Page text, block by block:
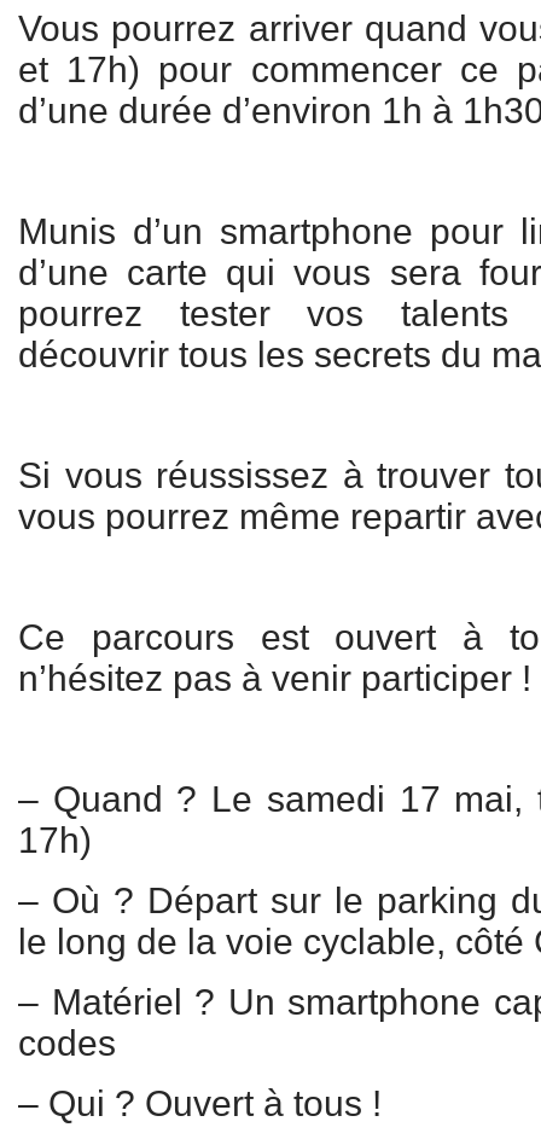
Vous pourrez arriver quand
et 17h) pour commencer ce
d’une durée d’environ 1h à
Munis d’un smartphone pour
d’une carte qui vous sera
pourrez tester vos talents
découvrir tous les secrets du
Si vous réussissez à trouver
vous pourrez même repartir
Ce parcours est ouvert à
n’hésitez pas à venir participer !
– Quand ? Le samedi 17 mai,
17h)
– Où ? Départ sur le parking
le long de la voie cyclable, côté
– Matériel ? Un smartphone
codes
– Qui ? Ouvert à tous !